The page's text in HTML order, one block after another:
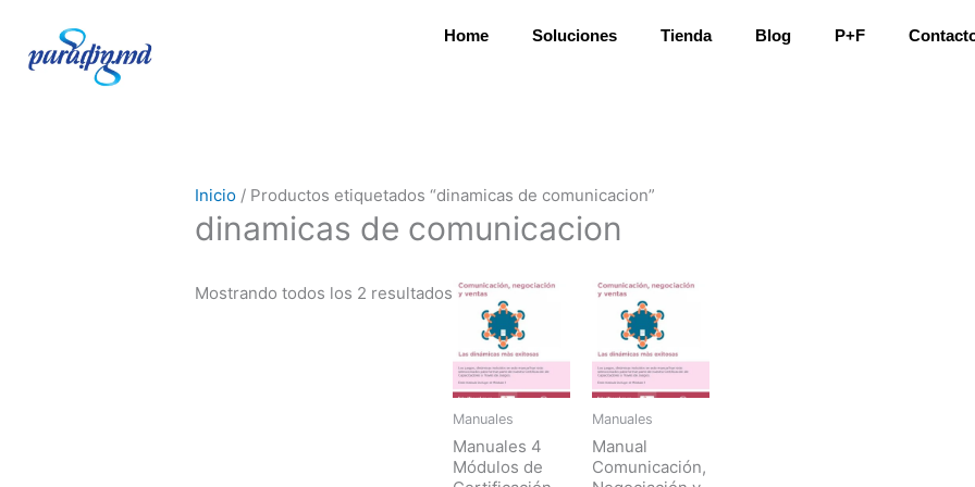
contenido
Home Soluciones Tienda Blog P+F
Inicio/ Productos etiquetados “dinamicas de comunicacion”
dinamicas de comunicacion
Mostrando todos los 2 resultados
by
Manuales
Manuales 4
Módulos de
Manuales
Manual
Comunicación,